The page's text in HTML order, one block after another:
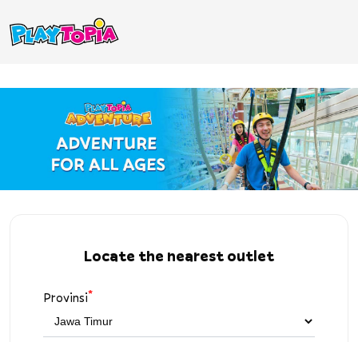
Locate the nearest outlet
Provinsi*